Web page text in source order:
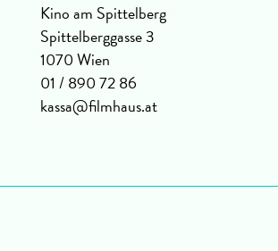
Kino am Spittelberg
Spittelberggasse 3
1070 Wien
01 / 890 72 86
kassa@filmhaus.at